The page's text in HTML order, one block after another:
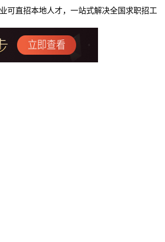
可直招本地人才，一站式解决全国求职招工